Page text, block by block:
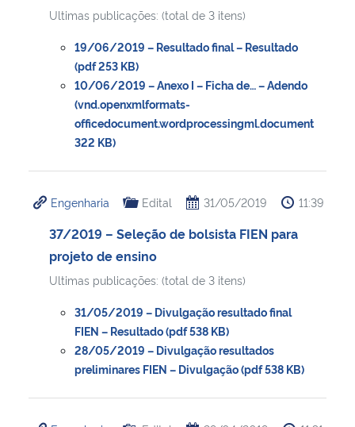
Ultimas publicações: (total de 3 itens)
19/06/2019 – Resultado final – Resultado
(pdf 253 KB)
10/06/2019 – Anexo I – Ficha de… – Adendo
(vnd.openxmlformats-
officedocument.wordprocessingml.document
322 KB)
Engenharia Edital 31/05/2019 11:39
37/2019 – Seleção de bolsista FIEN para
projeto de ensino
Ultimas publicações: (total de 3 itens)
31/05/2019 – Divulgação resultado final
FIEN – Resultado (pdf 538 KB)
28/05/2019 – Divulgação resultados
preliminares FIEN – Divulgação (pdf 538 KB)